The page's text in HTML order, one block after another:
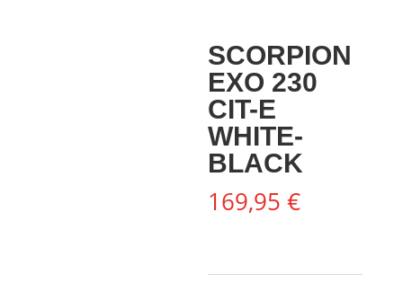
SCORPION
EXO 230
CIT-E
WHITE-
BLACK
169,95€